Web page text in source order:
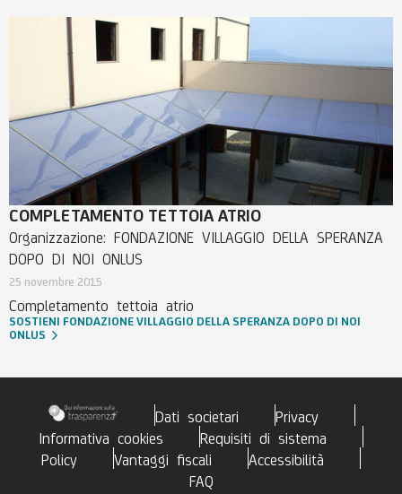
COMPLETAMENTO TETTOIA ATRIO
Organizzazione: FONDAZIONE VILLAGGIO DELLA SPERANZA
DOPO DI NOI ONLUS
25 novembre 2015
Completamento tettoia atrio
SOSTIENI FONDAZIONE VILLAGGIO DELLA SPERANZA DOPO DI NOI
ONLUS
Dati societari
Privacy
Informativa cookies
Requisiti di sistema
Policy
Vantaggi fiscali
Accessibilità
FAQ